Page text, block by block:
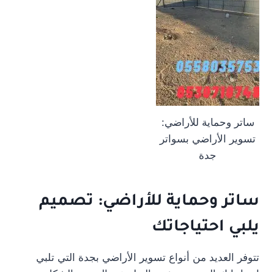
ساتر وحماية للأراضي:
تسوير الأراضي بسواتر
جدة
ساتر وحماية للأراضي: تصميم
يلبي احتياجاتك
تتوفر العديد من أنواع تسوير الأراضي بجدة التي تلبي